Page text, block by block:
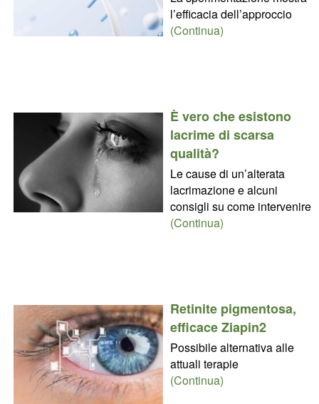
l’efficacia dell’approccio
(Continua)
È vero che esistono
lacrime di scarsa
qualità?
Le cause di un’alterata
lacrimazione e alcuni
consigli su come intervenire
(Continua)
Retinite pigmentosa,
efficace Ziapin2
Possibile alternativa alle
attuali terapie
(Continua)